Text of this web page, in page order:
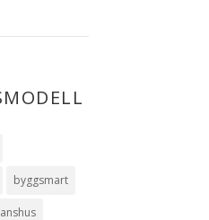
byggsmart